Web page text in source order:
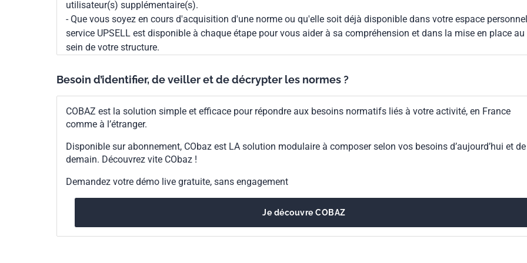
utilisateur(s) supplémentaire(s).
- Que vous soyez en cours d'acquisition d'une norme ou qu'elle soit déjà disponible dans votre espace
service UPSELL est disponible à chaque étape pour vous aider à sa compréhension et dans la mise en place au
sein de votre structure.
Besoin d’identifier, de veiller et de décrypter les normes ?
COBAZ est la solution simple et efficace pour répondre aux besoins normatifs liés à votre activité, en France
comme à l’étranger.
Disponible sur abonnement, CObaz est LA solution modulaire à composer selon vos besoins d’aujourd’hui et de
demain. Découvrez vite CObaz !
Demandez votre démo live gratuite, sans engagement
Je découvre COBAZ